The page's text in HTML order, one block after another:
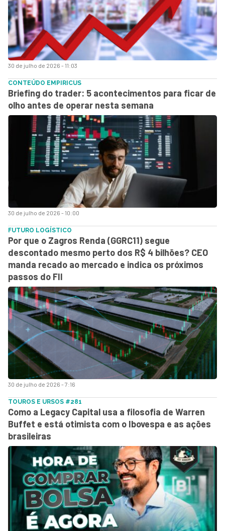
30 de julho de 2026 - 11:03
30 de julho de 2026 - 10:00
CONTEÚDO EMPIRICUS
Briefing do trader: 5 acontecimentos para ficar de
olho antes de operar nesta semana
30 de julho de 2026 - 7:16
FUTURO LOGÍSTICO
Por que o Zagros Renda (GGRC11) segue
descontado mesmo perto dos R$ 4 bilhões? CEO
manda recado ao mercado e indica os próximos
passos do FII
TOUROS E URSOS #281
Como a Legacy Capital usa a filosofia de Warren
Buffet e está otimista com o Ibovespa e as ações
brasileiras